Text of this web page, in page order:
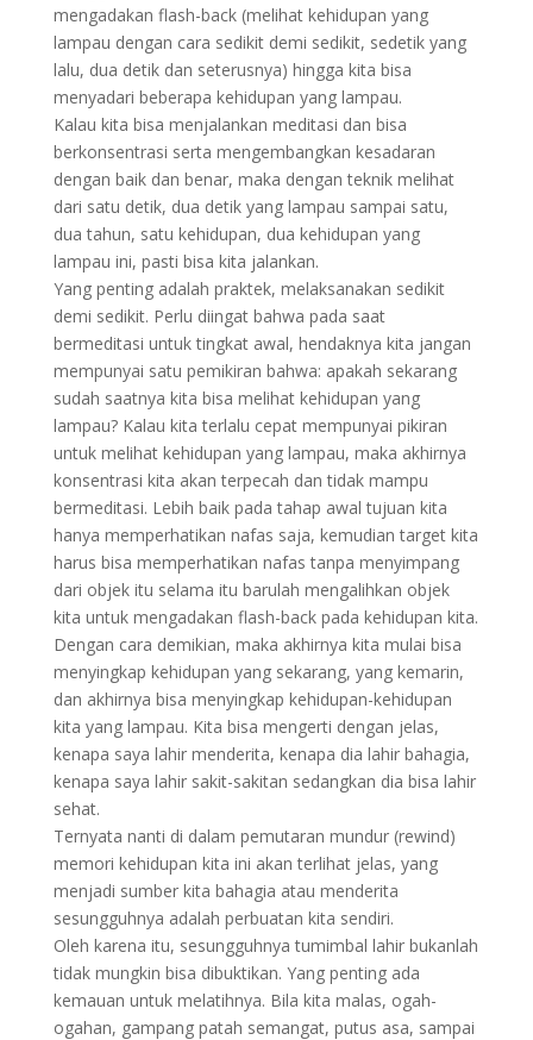
mengadakan flash-back (melihat kehidupan yang
lampau dengan cara sedikit demi sedikit, sedetik yang
lalu, dua detik dan seterusnya) hingga kita bisa
menyadari beberapa kehidupan yang lampau.
Kalau kita bisa menjalankan meditasi dan bisa
berkonsentrasi serta mengembangkan kesadaran
dengan baik dan benar, maka dengan teknik melihat
dari satu detik, dua detik yang lampau sampai satu,
dua tahun, satu kehidupan, dua kehidupan yang
lampau ini, pasti bisa kita jalankan.
Yang penting adalah praktek, melaksanakan sedikit
demi sedikit. Perlu diingat bahwa pada saat
bermeditasi untuk tingkat awal, hendaknya kita jangan
mempunyai satu pemikiran bahwa: apakah sekarang
sudah saatnya kita bisa melihat kehidupan yang
lampau? Kalau kita terlalu cepat mempunyai pikiran
untuk melihat kehidupan yang lampau, maka akhirnya
konsentrasi kita akan terpecah dan tidak mampu
bermeditasi. Lebih baik pada tahap awal tujuan kita
hanya memperhatikan nafas saja, kemudian target kita
harus bisa memperhatikan nafas tanpa menyimpang
dari objek itu selama itu barulah mengalihkan objek
kita untuk mengadakan flash-back pada kehidupan kita.
Dengan cara demikian, maka akhirnya kita mulai bisa
menyingkap kehidupan yang sekarang, yang kemarin,
dan akhirnya bisa menyingkap kehidupan-kehidupan
kita yang lampau. Kita bisa mengerti dengan jelas,
kenapa saya lahir menderita, kenapa dia lahir bahagia,
kenapa saya lahir sakit-sakitan sedangkan dia bisa lahir
sehat.
Ternyata nanti di dalam pemutaran mundur (rewind)
memori kehidupan kita ini akan terlihat jelas, yang
menjadi sumber kita bahagia atau menderita
sesungguhnya adalah perbuatan kita sendiri.
Oleh karena itu, sesungguhnya tumimbal lahir bukanlah
tidak mungkin bisa dibuktikan. Yang penting ada
kemauan untuk melatihnya. Bila kita malas, ogah-
ogahan, gampang patah semangat, putus asa, sampai